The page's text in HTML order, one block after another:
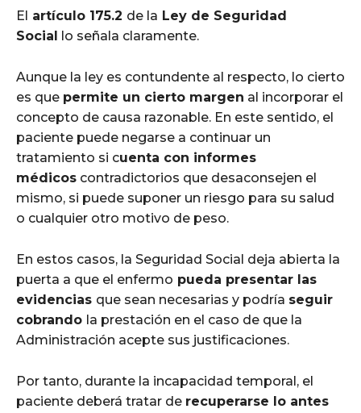
El artículo 175.2 de la Ley de Seguridad
Social lo señala claramente.
Aunque la ley es contundente al respecto, lo cierto
es que permite un cierto margen al incorporar el
concepto de causa razonable. En este sentido, el
paciente puede negarse a continuar un
tratamiento si cuenta con informes
médicos contradictorios que desaconsejen el
mismo, si puede suponer un riesgo para su salud
o cualquier otro motivo de peso.
En estos casos, la Seguridad Social deja abierta la
puerta a que el enfermo pueda presentar las
evidencias que sean necesarias y podría seguir
cobrando la prestación en el caso de que la
Administración acepte sus justificaciones.
Por tanto, durante la incapacidad temporal, el
paciente deberá tratar de recuperarse lo antes